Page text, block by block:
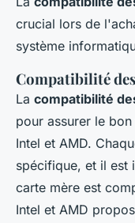
crucial lors de
système
Compatibilité
La compatibilité
pour assurer le
Intel et AMD.
spécifique, et il est
carte mère est
Intel et AMD